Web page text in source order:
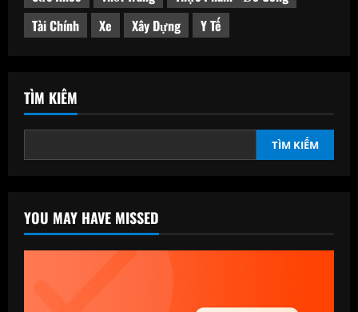
Tài Chính
Xe Xây Dựng Y Tế
TÌM KIẾM
TÌM KIẾM
YOU MAY HAVE MISSED